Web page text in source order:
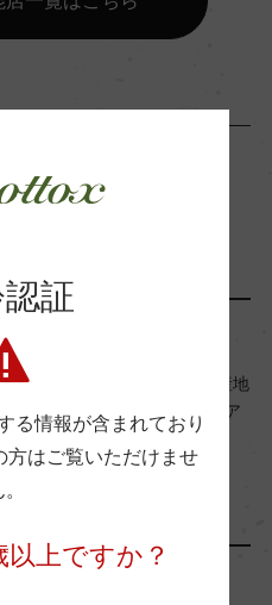
連する記事
世界の『ピノ・ノワール』産地
を解説。1位 フランス、2位 ア
メリカ、3位は？
2024年7月19日
証
る情報が含まれており
方はご覧いただけませ
上ですか？